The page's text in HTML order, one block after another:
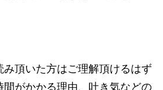
み頂いた方はご理解頂けるはず
間がかかる理由、吐き気などの